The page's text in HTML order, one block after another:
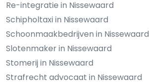
Re-integratie in Nissewaard
Schipholtaxi in Nissewaard
Schoonmaakbedrijven in Nissewaard
Slotenmaker in Nissewaard
Stomerij in Nissewaard
Strafrecht advocaat in Nissewaard